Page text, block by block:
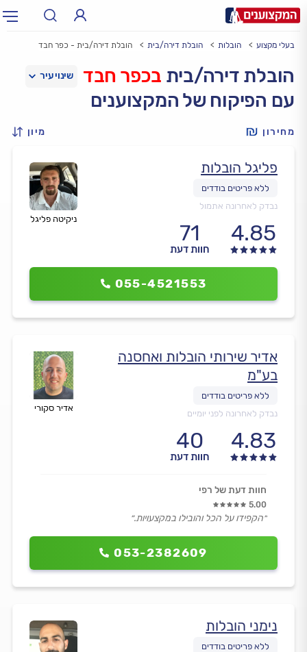
עירעיר: תל אביב, חיפה…
בעלי מקצוע הובלות הובלת דירה/בית הובלת דירה/בית - כפר חבד
הובלת דירה/בית בכפר חבד
עם הפיקוח של המקצוענים
מחירון מיון
ניקיטה פליגל
פליגל הובלות
נבדק לאחרונה אתמול
4.85
71
חוות דעת
055-4521553
אדיר סקורי
אדיר שירותי הובלות ואחסנה
בע"מ
נבדק לאחרונה לפני יומיים
4.83
40
חוות דעת
053-2382609
חוות דעת של רפי
5.00
״הקפידו על הכל והובילו במקצעויות.״
נימני הובלות